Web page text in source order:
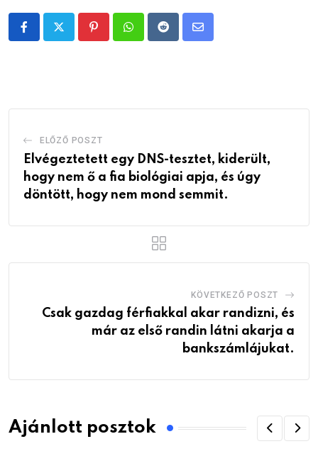
PinterestWhatsappRedditShare
ELŐZŐ POSZT
Elvégeztetett egy DNS-tesztet, kiderült,
hogy nem ő a fia biológiai apja, és úgy
döntött, hogy nem mond semmit.
KÖVETKEZŐ POSZT
Csak gazdag férfiakkal akar randizni, és
már az első randin látni akarja a
bankszámlájukat.
Ajánlott posztok